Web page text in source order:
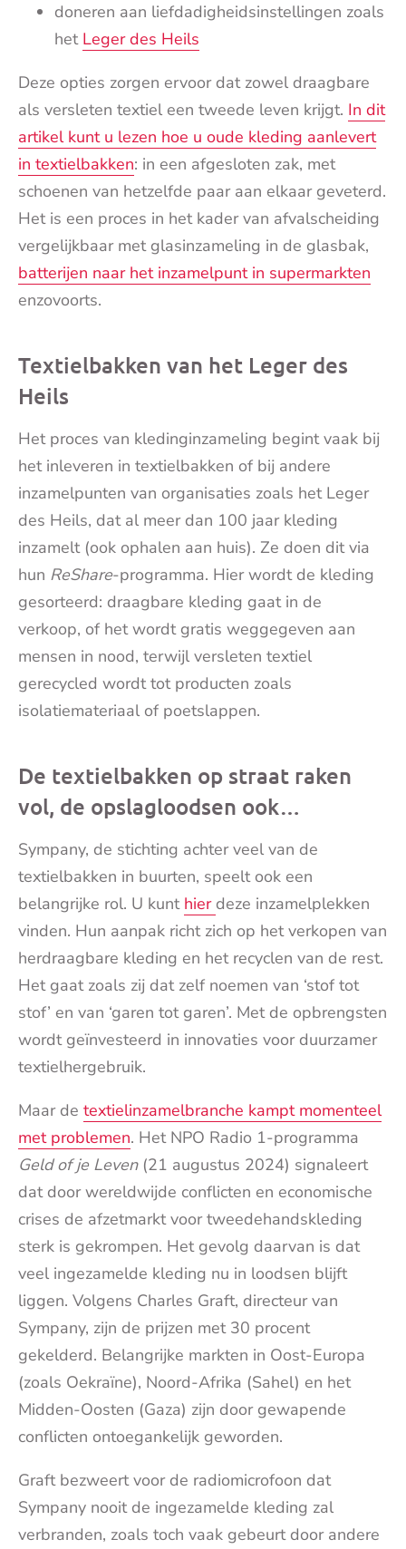
doneren aan liefdadigheidsinstellingen zoals
het Leger des Heils
Deze opties zorgen ervoor dat zowel draagbare
als versleten textiel een tweede leven krijgt. In dit
artikel kunt u lezen hoe u oude kleding aanlevert
in textielbakken: in een afgesloten zak, met
schoenen van hetzelfde paar aan elkaar geveterd.
Het is een proces in het kader van afvalscheiding
vergelijkbaar met glasinzameling in de glasbak,
batterijen naar het inzamelpunt in supermarkten
enzovoorts.
Textielbakken van het Leger des
Heils
Het proces van kledinginzameling begint vaak bij
het inleveren in textielbakken of bij andere
inzamelpunten van organisaties zoals het Leger
des Heils, dat al meer dan 100 jaar kleding
inzamelt (ook ophalen aan huis). Ze doen dit via
hun ReShare-programma. Hier wordt de kleding
gesorteerd: draagbare kleding gaat in de
verkoop, of het wordt gratis weggegeven aan
mensen in nood, terwijl versleten textiel
gerecycled wordt tot producten zoals
isolatiemateriaal of poetslappen.
De textielbakken op straat raken
vol, de opslagloodsen ook…
Sympany, de stichting achter veel van de
textielbakken in buurten, speelt ook een
belangrijke rol. U kunt hier deze inzamelplekken
vinden. Hun aanpak richt zich op het verkopen van
herdraagbare kleding en het recyclen van de rest.
Het gaat zoals zij dat zelf noemen van ‘stof tot
stof’ en van ‘garen tot garen’. Met de opbrengsten
wordt geïnvesteerd in innovaties voor duurzamer
textielhergebruik.
Maar de textielinzamelbranche kampt momenteel
met problemen. Het NPO Radio 1-programma
Geld of je Leven(21 augustus 2024) signaleert
dat door wereldwijde conflicten en economische
crises de afzetmarkt voor tweedehandskleding
sterk is gekrompen. Het gevolg daarvan is dat
veel ingezamelde kleding nu in loodsen blijft
liggen. Volgens Charles Graft, directeur van
Sympany, zijn de prijzen met 30 procent
gekelderd. Belangrijke markten in Oost-Europa
(zoals Oekraïne), Noord-Afrika (Sahel) en het
Midden-Oosten (Gaza) zijn door gewapende
conflicten ontoegankelijk geworden.
Graft bezweert voor de radiomicrofoon dat
Sympany nooit de ingezamelde kleding zal
verbranden, zoals toch vaak gebeurt door andere